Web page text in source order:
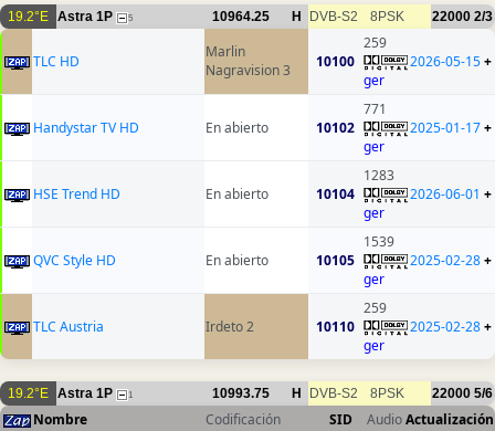
19.2°E Astra 1P 5 10964.25 H DVB-S2 8PSK 22000 2/3
TLC HD
Marlin
Nagravision 3
10100
259
ger
2026-05-15+
Handystar TV HD En abierto 10102
771
ger
2025-01-17+
HSE Trend HD En abierto 10104
1283
ger
2026-06-01 +
QVC Style HD En abierto 10105
1539
ger
2025-02-28+
TLC Austria Irdeto 2 10110
259
ger
2025-02-28+
19.2°E Astra 1P 1 10993.75 H DVB-S2 8PSK 22000 5/6
Nombre Codificación SID AudioActualización